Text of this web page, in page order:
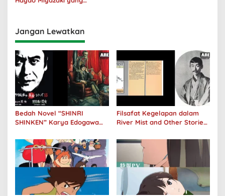
Jangan Lewatkan
Bedah Novel “SHINRI
SHINKEN” Karya Edogawa
Senyuman
Filsafat Kegelapan dalam
River Mist and Other Stories